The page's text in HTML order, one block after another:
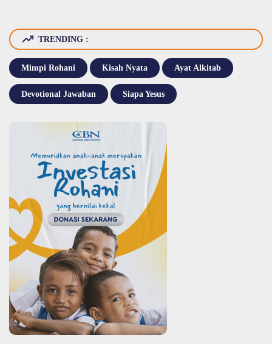
TRENDING :
Mimpi Rohani Kisah Nyata Ayat Alkitab
Devotional Jawaban Siapa Yesus